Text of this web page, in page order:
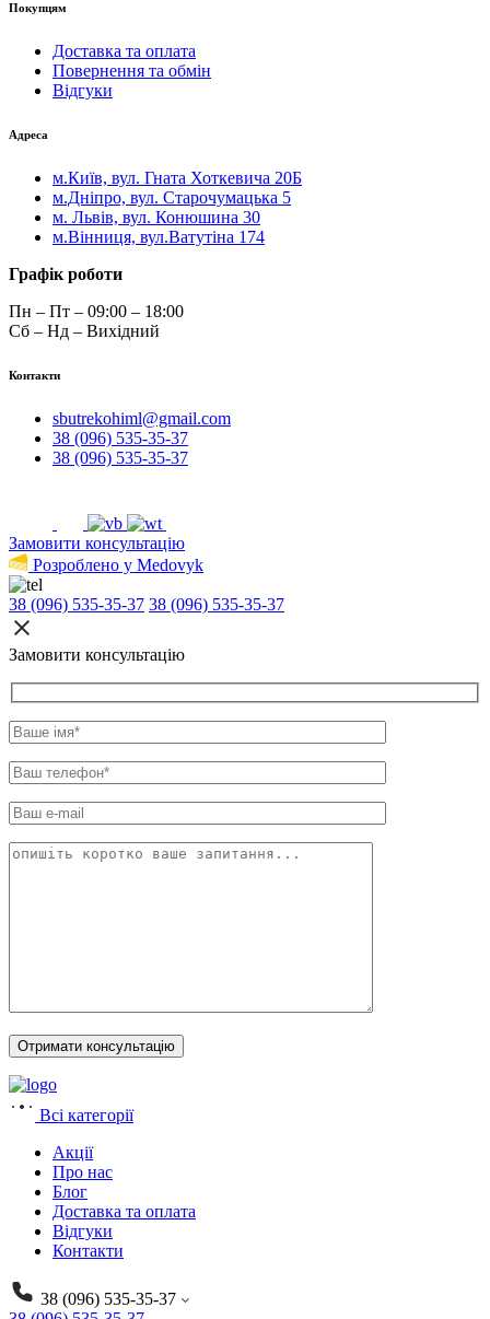
Покупцям
Доставка та оплата
Повернення та обмін
Відгуки
Адреса
м.Київ, вул. Гната Хоткевича 20Б
м.Дніпро, вул. Старочумацька 5
м. Львів, вул. Конюшина 30
м.Вінниця, вул.Ватутіна 174
Графік роботи
Пн – Пт – 09:00 – 18:00
Сб – Нд – Вихідний
Контакти
sbutrekohiml@gmail.com
38 (096) 535-35-37
38 (096) 535-35-37
Замовити консультацію
Розроблено у Medovyk
38 (096) 535-35-37 38 (096) 535-35-37
Замовити консультацію
Всі категорії
Акції
Про нас
Блог
Доставка та оплата
Відгуки
Контакти
38 (096) 535-35-37